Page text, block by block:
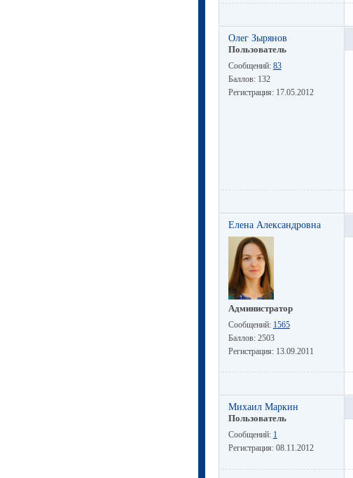
Олег Зырянов
Пользователь
Сообщений: 83
Баллов: 132
Регистрация: 17.05.2012
Елена Александровна
Администратор
Сообщений: 1565
Баллов: 2503
Регистрация: 13.09.2011
Михаил Маркин
Пользователь
Сообщений: 1
Регистрация: 08.11.2012